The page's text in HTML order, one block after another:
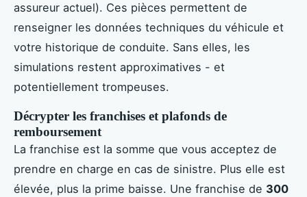
assureur actuel). Ces pièces permettent de
renseigner les données techniques du véhicule et
votre historique de conduite. Sans elles, les
simulations restent approximatives - et
potentiellement trompeuses.
Décrypter les franchises et plafonds de
remboursement
La franchise est la somme que vous acceptez de
prendre en charge en cas de sinistre. Plus elle est
élevée, plus la prime baisse. Une franchise de 300